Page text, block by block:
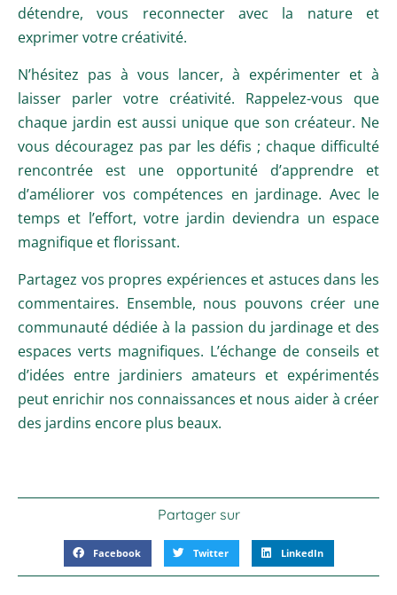
détendre, vous reconnecter avec la nature et
exprimer votre créativité.
N’hésitez pas à vous lancer, à expérimenter et à
laisser parler votre créativité. Rappelez-vous que
chaque jardin est aussi unique que son créateur. Ne
vous découragez pas par les défis ; chaque difficulté
rencontrée est une opportunité d’apprendre et
d’améliorer vos compétences en jardinage. Avec le
temps et l’effort, votre jardin deviendra un espace
magnifique et florissant.
Partagez vos propres expériences et astuces dans les
commentaires. Ensemble, nous pouvons créer une
communauté dédiée à la passion du jardinage et des
espaces verts magnifiques. L’échange de conseils et
d’idées entre jardiniers amateurs et expérimentés
peut enrichir nos connaissances et nous aider à créer
des jardins encore plus beaux.
Partager sur
Facebook Twitter LinkedIn